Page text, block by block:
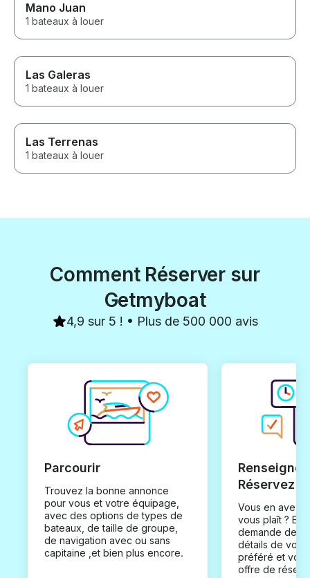
Mano Juan
1 bateaux à louer
Las Galeras
1 bateaux à louer
Las Terrenas
1 bateaux à louer
Comment Réserver sur
Getmyboat
4,9 sur 5 ! • Plus de 500 000 avis
Parcourir
Trouvez la bonne annonce
pour vous et votre équipage,
avec des options de types de
bateaux, de taille de groupe,
de navigation avec ou sans
capitaine ,et bien plus encore.
Réservez
Vous en avez
vous plaît ?
demande de
détails de
préféré et
offre de